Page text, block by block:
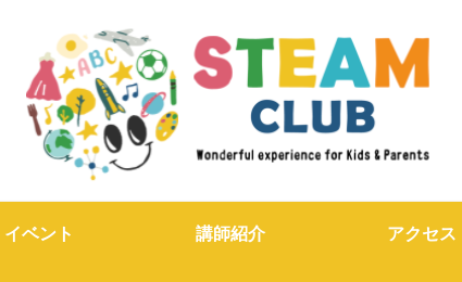
イベント 講師紹介 アクセス